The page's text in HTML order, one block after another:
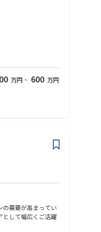
万円 ~ 600 万円
の需要が高まってい
として幅広くご活躍